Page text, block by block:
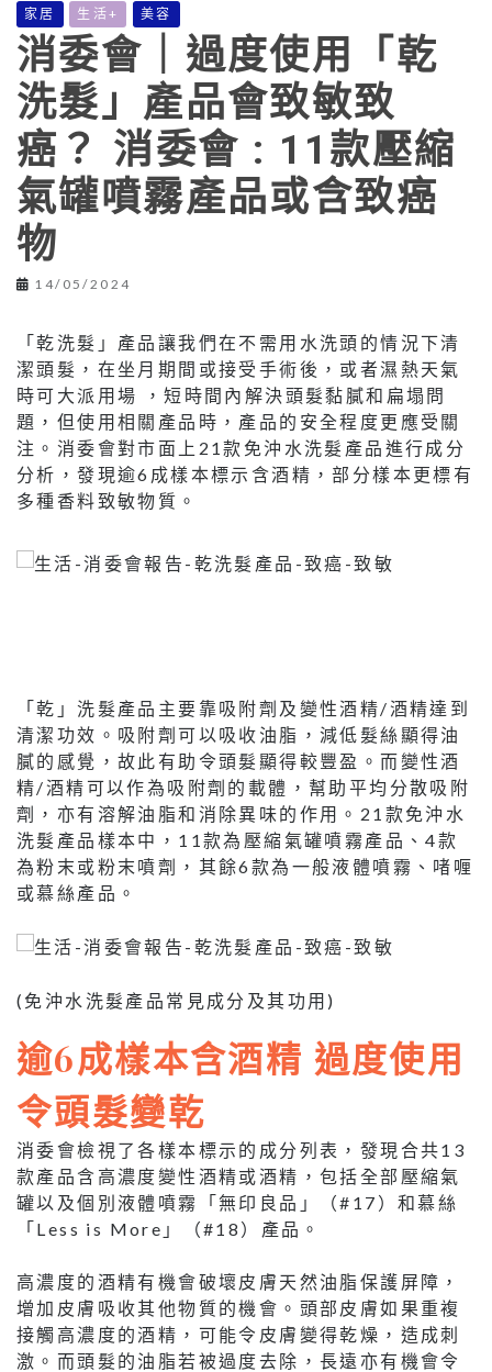
家居 生活+ 美容
消委會｜過度使用「乾
洗髮」產品會致敏致
癌？ 消委會 : 11款壓縮
氣罐噴霧產品或含致癌
物
14/05/2024
「乾洗髮」產品讓我們在不需用水洗頭的情況下清
潔頭髮，在坐月期間或接受手術後，或者濕熱天氣
時可大派用場 ，短時間內解決頭髮黏膩和扁塌問
題，但使用相關產品時，產品的安全程度更應受關
注。消委會對市面上21款免沖水洗髮產品進行成分
分析，發現逾6成樣本標示含酒精，部分樣本更標有
多種香料致敏物質。
「乾」洗髮產品主要靠吸附劑及變性酒精/酒精達到
清潔功效。吸附劑可以吸收油脂，減低髮絲顯得油
膩的感覺，故此有助令頭髮顯得較豐盈。而變性酒
精/酒精可以作為吸附劑的載體，幫助平均分散吸附
劑，亦有溶解油脂和消除異味的作用。21款免沖水
洗髮產品樣本中，11款為壓縮氣罐噴霧產品、4款
為粉末或粉末噴劑，其餘6款為一般液體噴霧、啫喱
或慕絲產品。
(免沖水洗髮產品常見成分及其功用)
逾6成樣本含酒精 過度使用
令頭髮變乾
消委會檢視了各樣本標示的成分列表，發現合共13
款產品含高濃度變性酒精或酒精，包括全部壓縮氣
罐以及個別液體噴霧「無印良品」（#17）和慕絲
「Less is More」（#18）產品。
高濃度的酒精有機會破壞皮膚天然油脂保護屏障，
增加皮膚吸收其他物質的機會。頭部皮膚如果重複
接觸高濃度的酒精，可能令皮膚變得乾燥，造成刺
激。而頭髮的油脂若被過度去除，長遠亦有機會令